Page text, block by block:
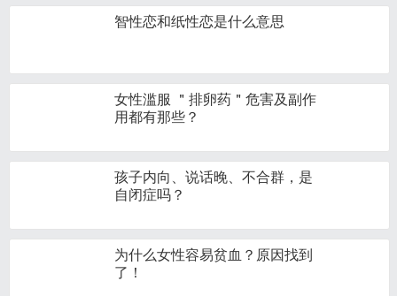
智性恋和纸性恋是什么意思
女性滥服 ＂排卵药＂危害及副作
用都有那些？
孩子内向、说话晚、不合群，是
自闭症吗？
为什么女性容易贫血？原因找到
了！